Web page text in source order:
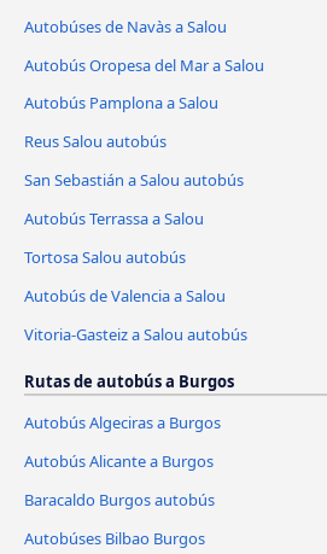
Autobúses de Navàs a Salou
Autobús Oropesa del Mar a Salou
Autobús Pamplona a Salou
Reus Salou autobús
San Sebastián a Salou autobús
Autobús Terrassa a Salou
Tortosa Salou autobús
Autobús de Valencia a Salou
Vitoria-Gasteiz a Salou autobús
Rutas de autobús a Burgos
Autobús Algeciras a Burgos
Autobús Alicante a Burgos
Baracaldo Burgos autobús
Autobúses Bilbao Burgos